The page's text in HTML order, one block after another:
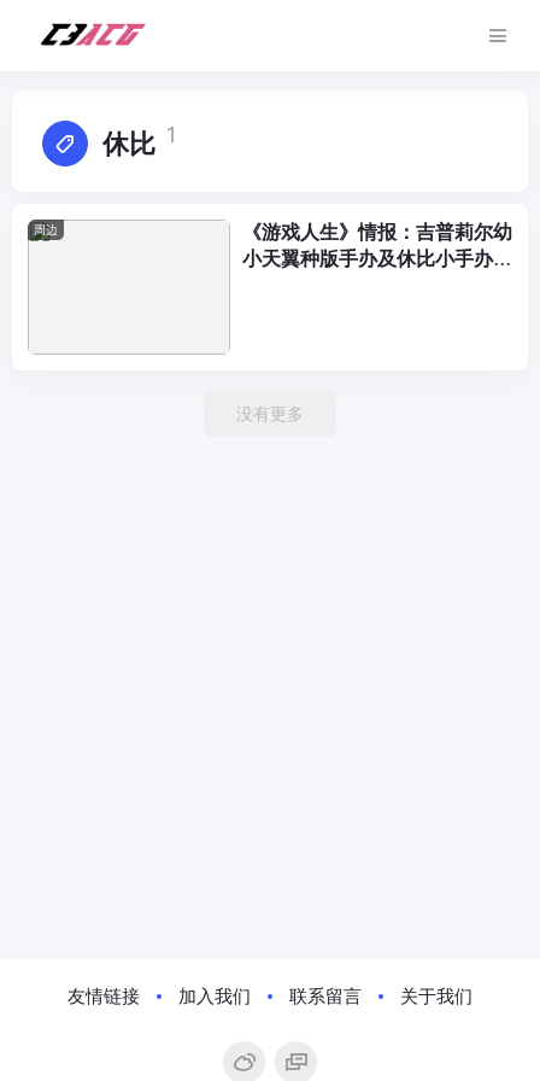
休比 1
周边
《游戏人生》情报：吉普莉尔幼
小天翼种版手办及休比小手办披
没有更多
友情链接 加入我们 联系留言 关于我们